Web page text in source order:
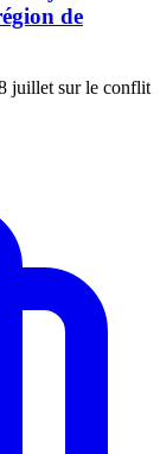
de
juillet sur le conflit